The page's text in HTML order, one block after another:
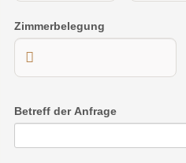
Zimmerbelegung
Betreff der Anfrage